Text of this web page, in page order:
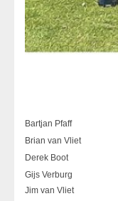
Bartjan Pfaff
Brian van Vliet
Derek Boot
Gijs Verburg
Jim van Vliet